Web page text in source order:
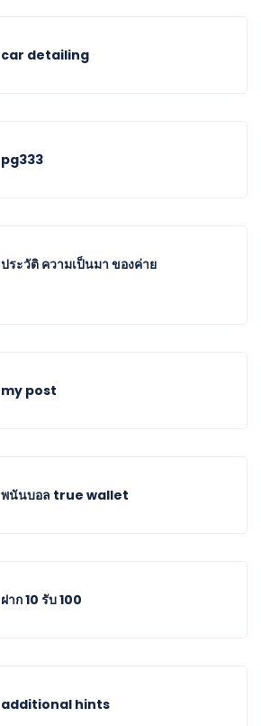
car detailing
pg333
ประวัติ ความเป็นมา ของค่าย
my post
พนันบอล true wallet
ฝาก 10 รับ 100
additional hints